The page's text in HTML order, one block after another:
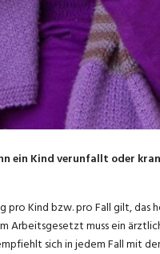
ein Kind verunfallt oder
pro Kind bzw. pro Fall gilt,
Arbeitsgesetzt muss ein
sich in jedem Fall mit